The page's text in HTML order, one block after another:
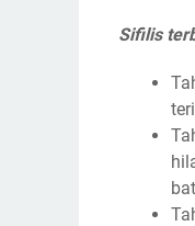
Sifilis